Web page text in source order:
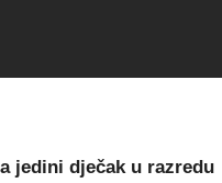
jedini dječak u razredu